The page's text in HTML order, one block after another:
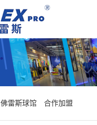
佛雷斯球馆 合作加盟